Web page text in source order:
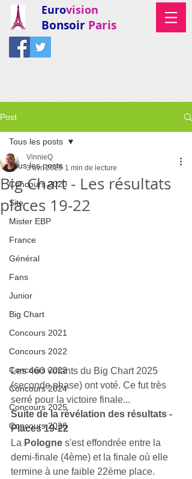
Eurovision
Bonsoir Paris
Post
Tous les posts
Concours 2020
Site
Mister EBP
France
Général
Fans
Junior
Big Chart
Concours 2021
Concours 2022
Concours 2023
Concours 2024
Concours 2025
Concours 2026
Tous les posts
Big Chart - Les résultats
places 19-22
VinnieQ
3 avr. 2025 1 min de lecture
Les 460 votants du Big Chart 2025
(seconde phase) ont voté. Ce fut très
serré pour la victoire finale...
Suite de la révélation des résultats -
Places 19-22
La Pologne s'est effondrée entre la
demi-finale (4ème) et la finale où elle
termine à une faible 22ème place.